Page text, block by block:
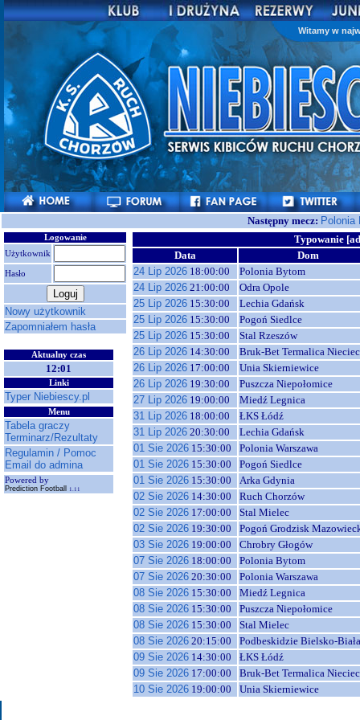
Witamy w
Następny mecz:
Logowanie
Użytkownik
Hasło
Nowy użytkownik
Zapomniałem hasła
Aktualny czas
12:01
Linki
Typer Niebiescy.pl
Menu
Tabela graczy
Terminarz/Rezultaty
Regulamin / Pomoc
Email do admina
Powered by
Prediction Football 1.11
Typowanie
Data
Dom
24 Lip 2026 18:00:00
Polonia Bytom
24 Lip 2026 21:00:00
Odra Opole
25 Lip 2026 15:30:00
Lechia Gdańsk
25 Lip 2026 15:30:00
Pogoń Siedlce
25 Lip 2026 15:30:00
Stal Rzeszów
26 Lip 2026 14:30:00
Bruk-Bet Termalica
26 Lip 2026 17:00:00
Unia Skierniewice
26 Lip 2026 19:30:00
Puszcza Niepołomice
27 Lip 2026 19:00:00
Miedź Legnica
31 Lip 2026 18:00:00
ŁKS Łódź
31 Lip 2026 20:30:00
Lechia Gdańsk
01 Sie 2026 15:30:00
Polonia Warszawa
01 Sie 2026 15:30:00
Pogoń Siedlce
01 Sie 2026 15:30:00
Arka Gdynia
02 Sie 2026 14:30:00
Ruch Chorzów
02 Sie 2026 17:00:00
Stal Mielec
02 Sie 2026 19:30:00
Pogoń Grodzisk
03 Sie 2026 19:00:00
Chrobry Głogów
07 Sie 2026 18:00:00
Polonia Bytom
07 Sie 2026 20:30:00
Polonia Warszawa
08 Sie 2026 15:30:00
Miedź Legnica
08 Sie 2026 15:30:00
Puszcza Niepołomice
08 Sie 2026 15:30:00
Stal Mielec
08 Sie 2026 20:15:00
Podbeskidzie Bielsko-Biała
09 Sie 2026 14:30:00
ŁKS Łódź
09 Sie 2026 17:00:00
Bruk-Bet Termalica
10 Sie 2026 19:00:00 Unia Skierniewice